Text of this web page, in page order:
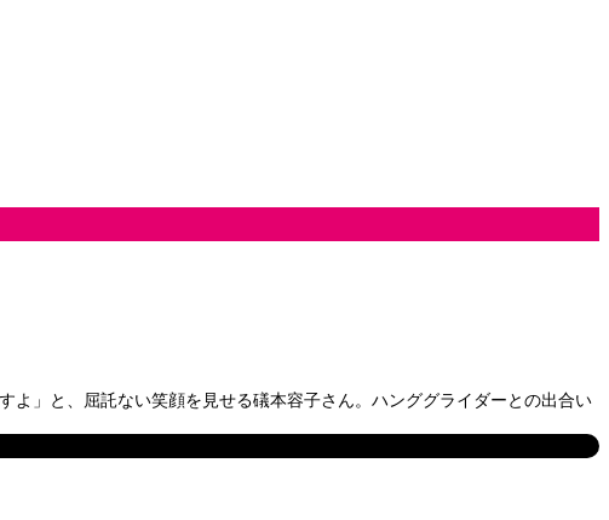
」と、屈託ない笑顔を見せる礒本容子さん。ハンググライダーとの出合い